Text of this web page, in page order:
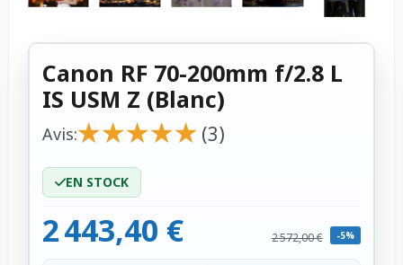
Canon RF 70-200mm f/2.8 L
IS USM Z (Blanc)
Avis:★
★★
★★
★★
★★
★ (3)
EN STOCK
2 443,40 € 2 572,00 € -5%